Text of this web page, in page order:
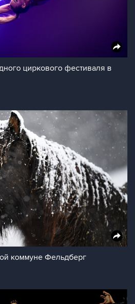
циркового фестиваля в
коммуне Фельдберг